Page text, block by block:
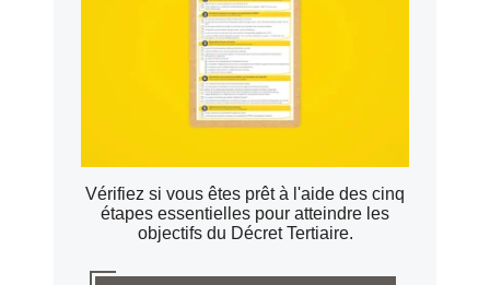
Vérifiez si vous êtes prêt à l'aide des cinq
étapes essentielles pour atteindre les
objectifs du Décret Tertiaire.